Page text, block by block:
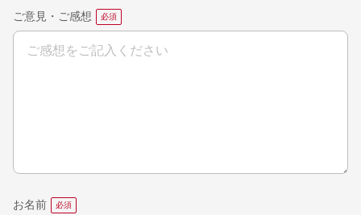
ご意見・ご感想
お名前